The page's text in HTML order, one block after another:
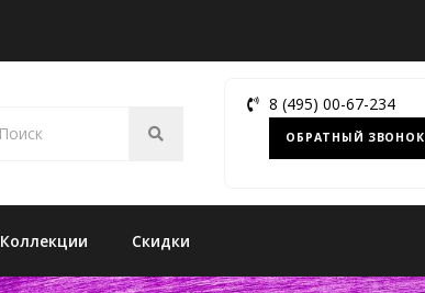
8 (495) 00-67-234
ОБРАТНЫЙ ЗВОНОК
Коллекции Скидки